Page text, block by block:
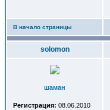
В начало страницы
solomon
шаман
Регистрация: 08.06.2010